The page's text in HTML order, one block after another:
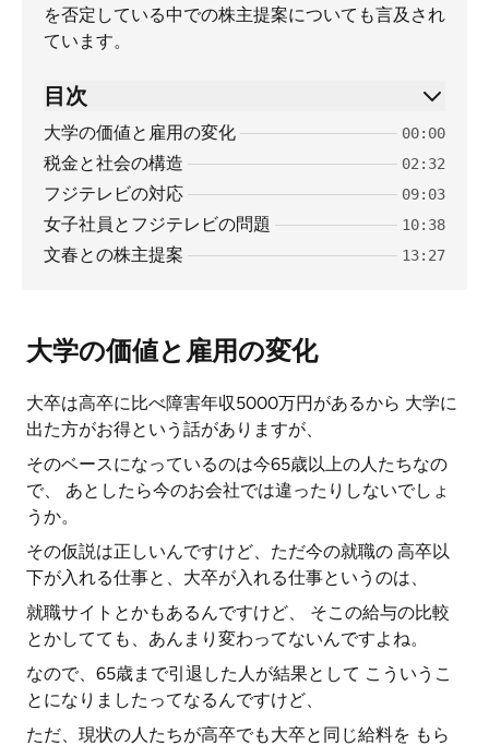
を否定している中での株主提案についても言及され
ています。
目次
大学の価値と雇用の変化 00:00
税金と社会の構造 02:32
フジテレビの対応 09:03
女子社員とフジテレビの問題 10:38
文春との株主提案 13:27
大学の価値と雇用の変化
大卒は高卒に比べ障害年収5000万円があるから 大学に
出た方がお得という話がありますが、
そのベースになっているのは今65歳以上の人たちなの
で、 あとしたら今のお会社では違ったりしないでしょ
うか。
その仮説は正しいんですけど、ただ今の就職の 高卒以
下が入れる仕事と、大卒が入れる仕事というのは、
就職サイトとかもあるんですけど、 そこの給与の比較
とかしてても、あんまり変わってないんですよね。
なので、65歳まで引退した人が結果として こういうこ
とになりましたってなるんですけど、
ただ、現状の人たちが高卒でも大卒と同じ給料を もら